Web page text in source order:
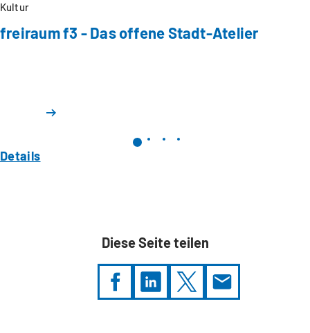
Kultur
freiraum f3 - Das offene Stadt-Atelier
Details
Diese Seite teilen